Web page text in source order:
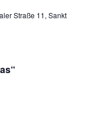
Straße 11, Sankt